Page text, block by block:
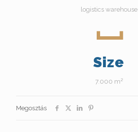
logistics warehouse
Size
7.000 m²
Megosztás